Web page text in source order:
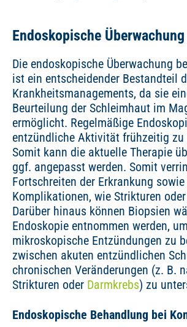
Endoskopische Überwachung
Die endoskopische Überwachung
ist ein entscheidender Bestandteil
Krankheitsmanagements, da sie
Beurteilung der Schleimhaut im
ermöglicht. Regelmäßige
entzündliche Aktivität frühzeitig zu
Somit kann die aktuelle Therapie
ggf. angepasst werden. Somit
Fortschreiten der Erkrankung
Komplikationen, wie Strikturen
Darüber hinaus können Biopsien
Endoskopie entnommen werden, um
mikroskopische Entzündungen zu
zwischen akuten entzündlichen
chronischen Veränderungen (z. B.
Strikturen oder Darmkrebs) zu
Endoskopische Behandlung bei